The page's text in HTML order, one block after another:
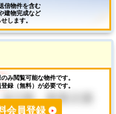
信物件を含む
建物完成など
します。
み閲覧可能な物件です。
録（無料）が必要です。
会員登録